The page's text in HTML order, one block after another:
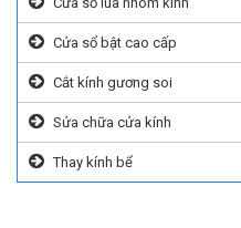
Cửa sổ bật cao cấp
Cắt kính gương soi
Sửa chữa cửa kính
Thay kính bể